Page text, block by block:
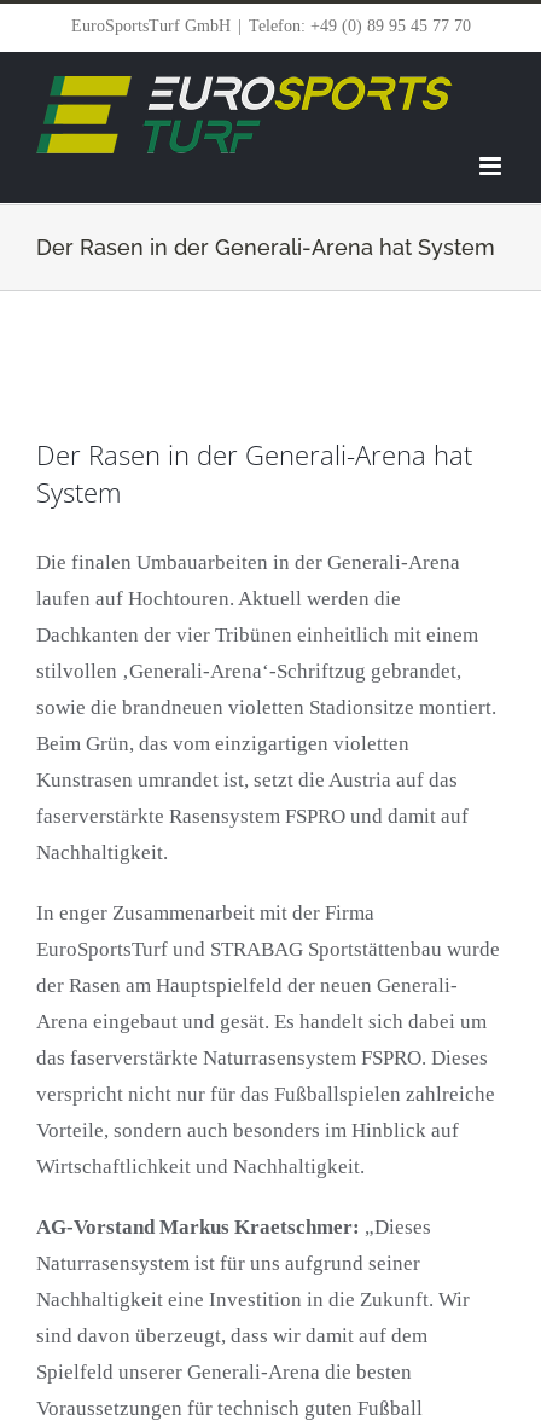
Inhalt
springen
EuroSportsTurf GmbH Telefon: +49 (0) 89 95 45 77 70
Der Rasen in der Generali-Arena hat System
grösseres
Bild
Der Rasen in der Generali-Arena hat
System
Die finalen Umbauarbeiten in der Generali-Arena
laufen auf Hochtouren. Aktuell werden die
Dachkanten der vier Tribünen einheitlich mit einem
stilvollen ‚Generali-Arena‘-Schriftzug gebrandet,
sowie die brandneuen violetten Stadionsitze montiert.
Beim Grün, das vom einzigartigen violetten
Kunstrasen umrandet ist, setzt die Austria auf das
faserverstärkte Rasensystem FSPRO und damit auf
Nachhaltigkeit.
In enger Zusammenarbeit mit der Firma
EuroSportsTurf und STRABAG Sportstättenbau wurde
der Rasen am Hauptspielfeld der neuen Generali-
Arena eingebaut und gesät. Es handelt sich dabei um
das faserverstärkte Naturrasensystem FSPRO. Dieses
verspricht nicht nur für das Fußballspielen zahlreiche
Vorteile, sondern auch besonders im Hinblick auf
Wirtschaftlichkeit und Nachhaltigkeit.
AG-Vorstand Markus Kraetschmer: „Dieses
Naturrasensystem ist für uns aufgrund seiner
Nachhaltigkeit eine Investition in die Zukunft. Wir
sind davon überzeugt, dass wir damit auf dem
Spielfeld unserer Generali-Arena die besten
Voraussetzungen für technisch guten Fußball